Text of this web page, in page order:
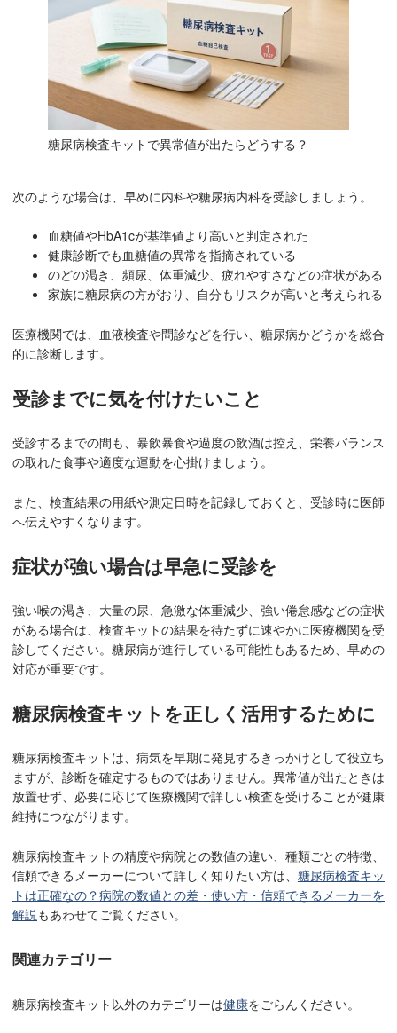
糖尿病検査キットで異常値が出たらどうする？
次のような場合は、早めに内科や糖尿病内科を受診しましょう。
血糖値やHbA1cが基準値より高いと判定された
健康診断でも血糖値の異常を指摘されている
のどの渇き、頻尿、体重減少、疲れやすさなどの症状がある
家族に糖尿病の方がおり、自分もリスクが高いと考えられる
医療機関では、血液検査や問診などを行い、糖尿病かどうかを総合
的に診断します。
受診までに気を付けたいこと
受診するまでの間も、暴飲暴食や過度の飲酒は控え、栄養バランス
の取れた食事や適度な運動を心掛けましょう。
また、検査結果の用紙や測定日時を記録しておくと、受診時に医師
へ伝えやすくなります。
症状が強い場合は早急に受診を
強い喉の渇き、大量の尿、急激な体重減少、強い倦怠感などの症状
がある場合は、検査キットの結果を待たずに速やかに医療機関を受
診してください。糖尿病が進行している可能性もあるため、早めの
対応が重要です。
糖尿病検査キットを正しく活用するために
糖尿病検査キットは、病気を早期に発見するきっかけとして役立ち
ますが、診断を確定するものではありません。異常値が出たときは
放置せず、必要に応じて医療機関で詳しい検査を受けることが健康
維持につながります。
糖尿病検査キットの精度や病院との数値の違い、種類ごとの特徴、
信頼できるメーカーについて詳しく知りたい方は、 糖尿病検査キッ
トは正確なの？病院の数値との差・使い方・信頼できるメーカーを
解説もあわせてご覧ください。
関連カテゴリー
糖尿病検査キット以外のカテゴリーは健康をごらんください。